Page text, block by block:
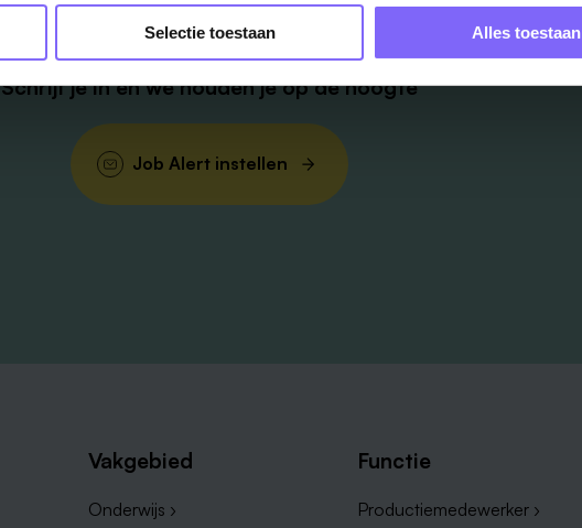
Selectie toestaan Alles toestaan
in je mailbox?
Schrijf je in en we houden je op de hoogte
Job Alert instellen
Vakgebied
Onderwijs ›
Functie
Productiemedewerker ›